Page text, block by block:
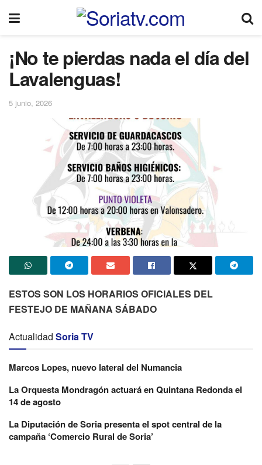
¡No te pierdas nada el día del
Lavalenguas!
5 junio, 2026
ESTOS SON LOS HORARIOS OFICIALES DEL
FESTEJO DE MAÑANA SÁBADO
Actualidad Soria TV
Marcos Lopes, nuevo lateral del Numancia
La Orquesta Mondragón actuará en Quintana Redonda el
14 de agosto
La Diputación de Soria presenta el spot central de la
campaña ‘Comercio Rural de Soria’